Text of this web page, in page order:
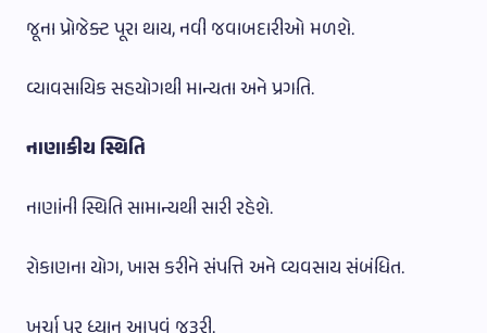
જૂના પ્રોજેક્ટ પૂરા થાય, નવી જવાબદારીઓ મળશે.
વ્યાવસાયિક સહયોગથી માન્યતા અને પ્રગતિ.
નાણાકીય સ્થિતિ
નાણાંની સ્થિતિ સામાન્યથી સારી રહેશે.
રોકાણના યોગ, ખાસ કરીને સંપત્તિ અને વ્યવસાય સંબંધિત.